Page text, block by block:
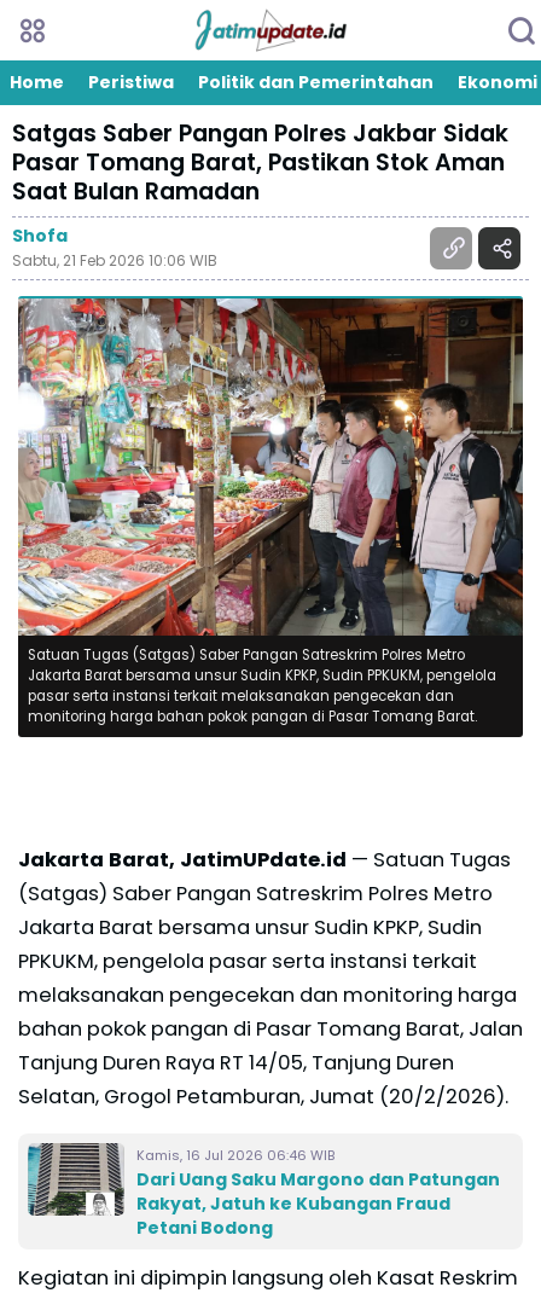
Home Peristiwa Politik dan Pemerintahan Ekonomi
Satgas Saber Pangan Polres Jakbar Sidak
Pasar Tomang Barat, Pastikan Stok Aman
Saat Bulan Ramadan
Shofa
Sabtu, 21 Feb 2026 10:06 WIB
Satuan Tugas (Satgas) Saber Pangan Satreskrim Polres Metro
Jakarta Barat bersama unsur Sudin KPKP, Sudin PPKUKM, pengelola
pasar serta instansi terkait melaksanakan pengecekan dan
monitoring harga bahan pokok pangan di Pasar Tomang Barat.
Jakarta Barat, JatimUPdate.id — Satuan Tugas
(Satgas) Saber Pangan Satreskrim Polres Metro
Jakarta Barat bersama unsur Sudin KPKP, Sudin
PPKUKM, pengelola pasar serta instansi terkait
melaksanakan pengecekan dan monitoring harga
bahan pokok pangan di Pasar Tomang Barat, Jalan
Tanjung Duren Raya RT 14/05, Tanjung Duren
Selatan, Grogol Petamburan, Jumat (20/2/2026).
Kamis, 16 Jul 2026 06:46 WIB
Dari Uang Saku Margono dan Patungan
Rakyat, Jatuh ke Kubangan Fraud
Petani Bodong
Kegiatan ini dipimpin langsung oleh Kasat Reskrim